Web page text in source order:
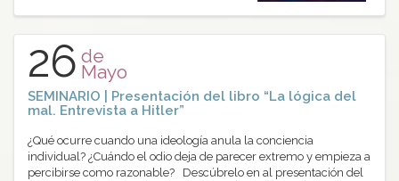
26 de
Mayo
SEMINARIO | Presentación del libro “La lógica del
mal. Entrevista a Hitler”
¿Qué ocurre cuando una ideología anula la conciencia
individual? ¿Cuándo el odio deja de parecer extremo y empieza a
percibirse como razonable? Descúbrelo en al presentación del